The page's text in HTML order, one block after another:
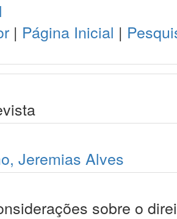
| Página Inicial |
Jeremias Alves
sobre o